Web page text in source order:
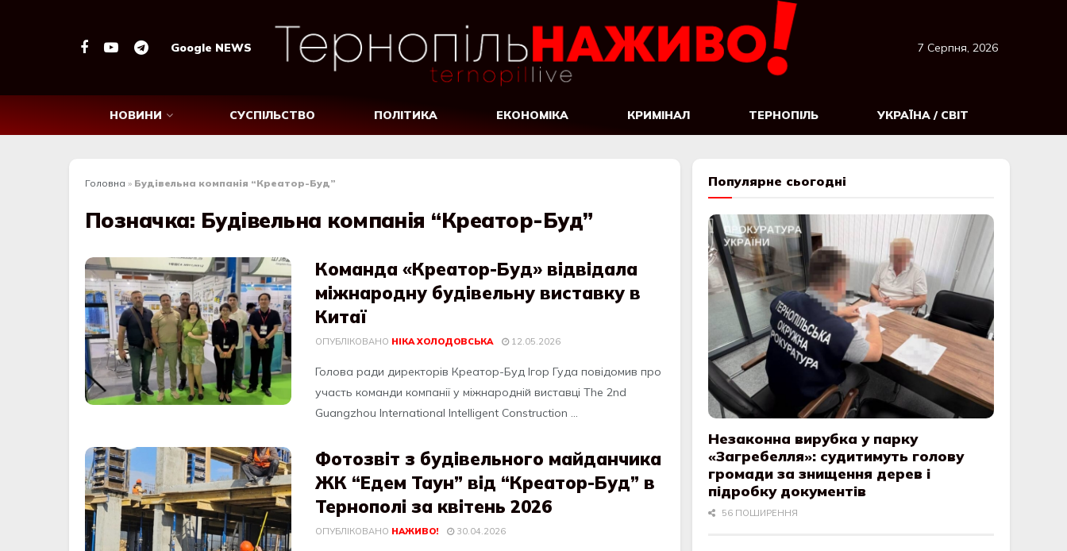
Google NEWS 7 Серпня, 2026
НОВИНИ СУСПІЛЬСТВО ПОЛІТИКА ЕКОНОМІКА КРИМІНАЛ ТЕРНОПІЛЬ УКРАЇНА / СВІТ
Головна » Будівельна компанія “Креатор-Буд”
Позначка: Будівельна компанія “Креатор-Буд”
Команда «Креатор-Буд» відвідала
міжнародну будівельну виставку в
Китаї
ОПУБЛІКОВАНО НІКА ХОЛОДОВСЬКА 12.05.2026
Голова ради директорів Креатор-Буд Ігор Гуда повідомив про
участь команди компанії у міжнародній виставці The 2nd
Guangzhou International Intelligent Construction ...
Фотозвіт з будівельного майданчика
ЖК “Едем Таун” від “Креатор-Буд” в
Тернополі за квітень 2026
ОПУБЛІКОВАНО НАЖИВО! 30.04.2026
Популярне сьогодні
Незаконна вирубка у парку
«Загребелля»: судитимуть голову
громади за знищення дерев і
підробку документів
56 ПОШИРЕННЯ